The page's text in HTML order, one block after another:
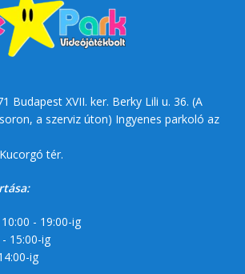
Budapest XVII. ker. Berky Lili u. 36. (A
a szerviz úton) Ingyenes parkoló az
tér.
- 19:00-ig
15:00-ig
ig